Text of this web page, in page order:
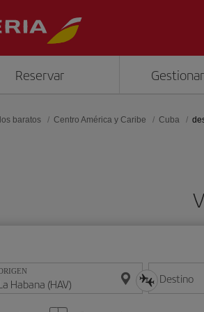
Reservar
baratos Centro América y Caribe Cuba
Destino